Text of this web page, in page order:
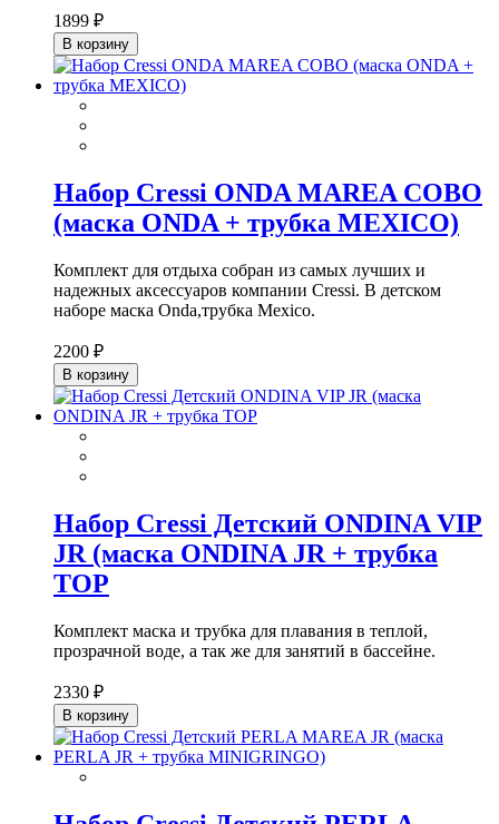
1899 ₽
В корзину
Набор Cressi ONDA MAREA COBO
(маска ONDA + трубка MEXICO)
Комплект для отдыха собран из самых лучших и
надежных аксессуаров компании Cressi. В детском
наборе маска Onda,трубка Mexiсo.
2200 ₽
В корзину
Набор Cressi Детский ONDINA VIP
JR (маска ONDINA JR + трубка
TOP
Комплект маска и трубка для плавания в теплой,
прозрачной воде, а так же для занятий в бассейне.
2330 ₽
В корзину